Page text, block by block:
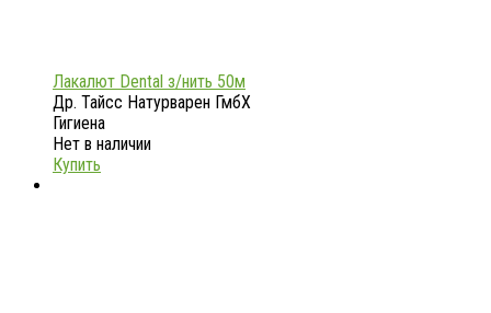
Лакалют Dental з/нить 50м
Др. Тайсс Натурварен ГмбХ
Гигиена
Нет в наличии
Купить